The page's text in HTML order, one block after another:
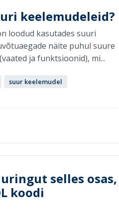
keelemudeleid?
loodud kasutades suuri
näite puhul suure
ja funktsioonid), mi...
suur keelemudel
selles osas,
koodi